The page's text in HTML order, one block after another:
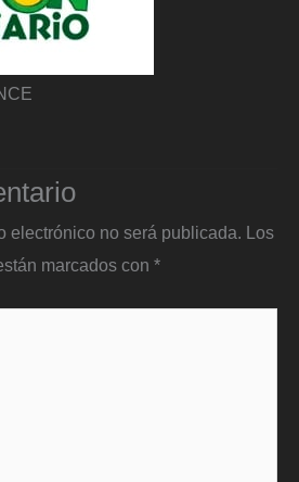
electrónico no será publicada. Los
marcados con *